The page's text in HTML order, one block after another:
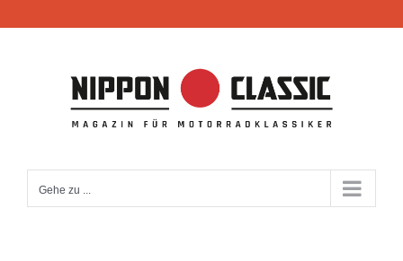
Inhalt
Gehe zu ...